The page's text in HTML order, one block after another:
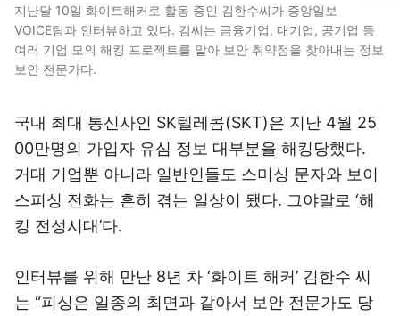
지난달 10일 화이트해커로 활동 중인 김한수씨가 중앙일보
VOICE팀과 인터뷰하고 있다. 김씨는 금융기업, 대기업, 공기업 등
여러 기업 모의 해킹 프로젝트를 맡아 보안 취약점을 찾아내는 정보
보안 전문가다.
국내 최대 통신사인 SK텔레콤(SKT)은 지난 4월 25
00만명의 가입자 유심 정보 대부분을 해킹당했다.
거대 기업뿐 아니라 일반인들도 스미싱 문자와 보이
스피싱 전화는 흔히 겪는 일상이 됐다. 그야말로 ‘해
킹 전성시대’다.
인터뷰를 위해 만난 8년 차 ‘화이트 해커’ 김한수 씨
는 “피싱은 일종의 최면과 같아서 보안 전문가도 당